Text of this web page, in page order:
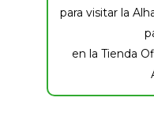
para visitar la
en la Tienda